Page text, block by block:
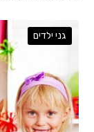
גני ילדים